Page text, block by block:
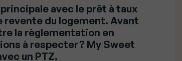
avec le prêt à taux
revente du logement. Avant
la règlementation en
à respecter ? My Sweet
un PTZ.